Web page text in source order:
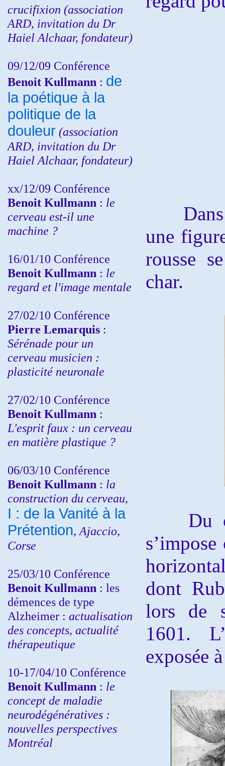
crucifixion (association
ARD, invitation du Dr
Haiel Alchaar, fondateur)
09/12/09 Conférence
Benoit Kullmann : de
la poétique à la
politique de la
douleur (association
ARD, invitation du Dr
Haiel Alchaar, fondateur)
xx/12/09 Conférence
Benoit Kullmann : le
cerveau est-il une
machine ?
16/01/10 Conférence
Benoit Kullmann : le
regard et l'image mentale
27/02/10 Conférence
Pierre Lemarquis :
Sérénade pour un
cerveau musicien :
plasticité neuronale
27/02/10 Conférence
Benoit Kullmann :
L'esprit faux : un cerveau
en matière plastique ?
06/03/10 Conférence
Benoit Kullmann : la
construction du cerveau,
I : de la Vanité à la
Prétention, Ajaccio,
Corse
25/03/10 Conférence
Benoit Kullmann : les
démences de type
Alzheimer : actualisation
des concepts, actualité
thérapeutique
10-17/04/10 Conférence
Benoit Kullmann : le
concept de maladie
neurodégénératives :
nouvelles perspectives
Montréal
Dans
une
rousse
char.
Du
dont
lors de
1601.
exposée